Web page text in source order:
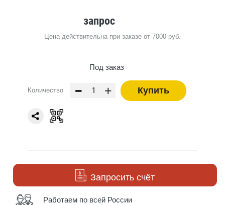
запрос
Цена действительна при заказе от 7000 руб.
Под заказ
Количество - + Купить
Запросить счёт
Работаем по всей России